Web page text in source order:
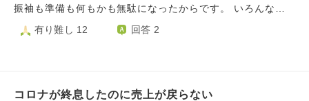
て家事をしたいと言われましたが、せめて5日はしないで欲
ました。 5日経ったあたりからマスクをして家事をしていい
くはないけど乾燥すると言っていました。 いつもの感じな
振袖も準備も何もかも無駄になったからです。 いろんな投
稿が流れてきて、綺麗な振袖を見るたびに1年かけて宥めす
かしてどうにか持ち直した心が、羨ましい、行きたかった、
で、当日みんな着飾ってる中私はベッドにゲロを吐いていま
有り難し 12 回答 2
コロナが終息したのに売上が戻らない